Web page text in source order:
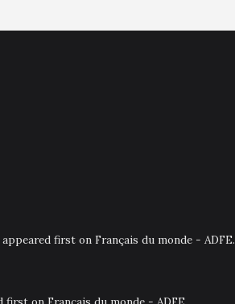
first on Français du monde - ADFE.